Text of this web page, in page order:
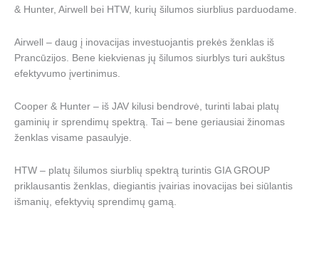
& Hunter, Airwell bei HTW, kurių šilumos siurblius parduodame.
Airwell – daug į inovacijas investuojantis prekės ženklas iš
Prancūzijos. Bene kiekvienas jų šilumos siurblys turi aukštus
efektyvumo įvertinimus.
Cooper & Hunter – iš JAV kilusi bendrovė, turinti labai platų
gaminių ir sprendimų spektrą. Tai – bene geriausiai žinomas
ženklas visame pasaulyje.
HTW – platų šilumos siurblių spektrą turintis GIA GROUP
priklausantis ženklas, diegiantis įvairias inovacijas bei siūlantis
išmanių, efektyvių sprendimų gamą.